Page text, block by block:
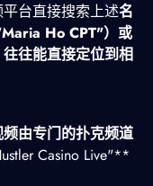
平台直接搜索上述名
Ho CPT"）或
往往能直接定位到相
由专门的扑克频道
Casino Live"**